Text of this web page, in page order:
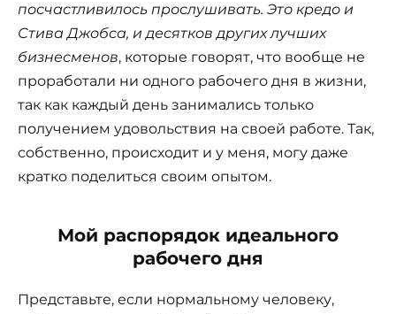
посчастливилось прослушивать. Это кредо и
Стива Джобса, и десятков других лучших
бизнесменов, которые говорят, что вообще не
проработали ни одного рабочего дня в жизни,
так как каждый день занимались только
получением удовольствия на своей работе. Так,
собственно, происходит и у меня, могу даже
кратко поделиться своим опытом.
Мой распорядок идеального
рабочего дня
Представьте, если нормальному человеку,